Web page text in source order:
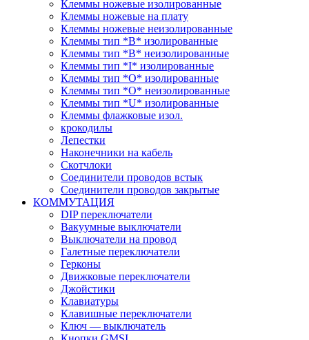
Клеммы ножевые изолированные
Клеммы ножевые на плату
Клеммы ножевые неизолированные
Клеммы тип *B* изолированные
Клеммы тип *B* неизолированные
Клеммы тип *I* изолированные
Клеммы тип *O* изолированные
Клеммы тип *O* неизолированные
Клеммы тип *U* изолированные
Клеммы флажковые изол.
крокодилы
Лепестки
Наконечники на кабель
Скотчлоки
Соединители проводов встык
Соединители проводов закрытые
КОММУТАЦИЯ
DIP переключатели
Вакуумные выключатели
Выключатели на провод
Галетные переключатели
Герконы
Движковые переключатели
Джойстики
Клавиатуры
Клавишные переключатели
Ключ — выключатель